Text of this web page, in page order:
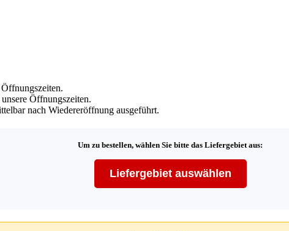
Öffnungszeiten.
nach Wiedereröffnung ausgeführt.
Um zu bestellen, wählen Sie bitte das Liefergebiet aus:
Liefergebiet auswählen